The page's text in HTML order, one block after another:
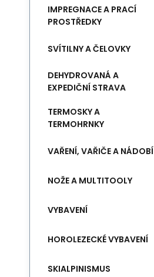
IMPREGNACE A PRACÍ
PROSTŘEDKY
SVÍTILNY A ČELOVKY
DEHYDROVANÁ A
EXPEDIČNÍ STRAVA
TERMOSKY A
TERMOHRNKY
VAŘENÍ, VAŘIČE A NÁDOBÍ
NOŽE A MULTITOOLY
VYBAVENÍ
HOROLEZECKÉ VYBAVENÍ
SKIALPINISMUS